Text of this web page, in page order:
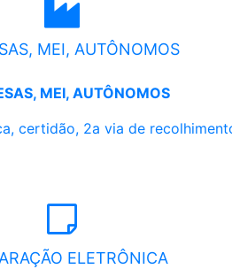
MEI, AUTÔNOMOS
MEI, AUTÔNOMOS
certidão, 2a via de
ELETRÔNICA